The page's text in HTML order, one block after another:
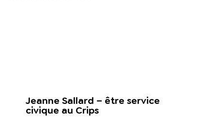
Jeanne Sallard – être service
civique au Crips